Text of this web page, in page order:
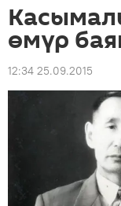
өмүр
12:34 25.09.2015